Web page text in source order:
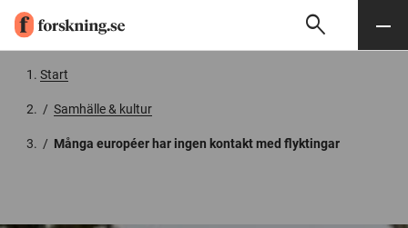
Söksearch Meny
Start
/ Samhälle & kultur
/ Många européer har ingen kontakt med flyktingar